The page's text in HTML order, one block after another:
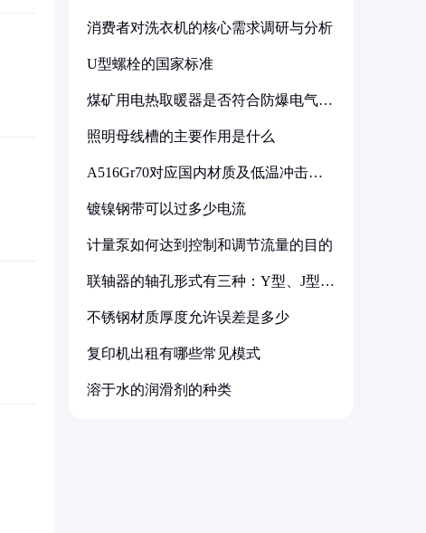
消费者对洗衣机的核心需求调研与分析
U型螺栓的国家标准
煤矿用电热取暖器是否符合防爆电气设
照明母线槽的主要作用是什么
A516Gr70对应国内材质及低温冲击要
镀镍钢带可以过多少电流
计量泵如何达到控制和调节流量的目的
联轴器的轴孔形式有三种：Y型、J型、
不锈钢材质厚度允许误差是多少
复印机出租有哪些常见模式
溶于水的润滑剂的种类